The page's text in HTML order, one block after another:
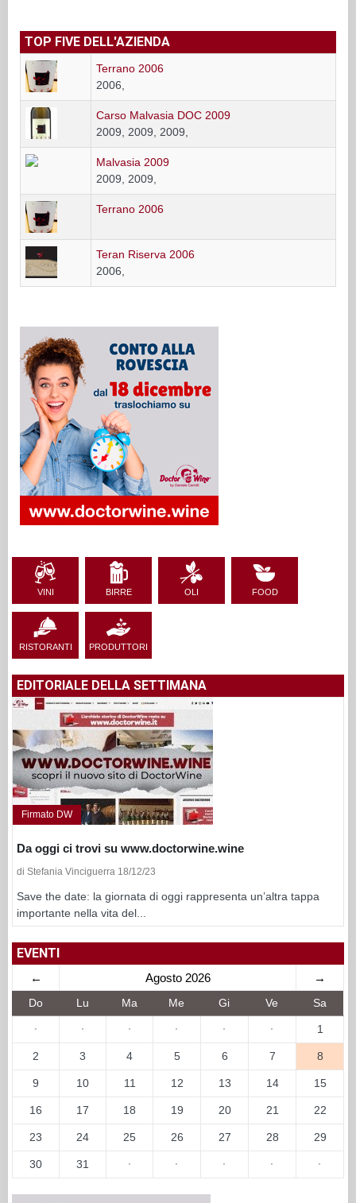
TOP FIVE DELL'AZIENDA
Terrano 2006
2006,
Carso Malvasia DOC 2009
2009, 2009, 2009,
Malvasia 2009
2009, 2009,
Terrano 2006
Teran Riserva 2006
2006,
VINI BIRRE OLI FOOD
RISTORANTI PRODUTTORI
EDITORIALE DELLA SETTIMANA
Firmato DW
Da oggi ci trovi su www.doctorwine.wine
di Stefania Vinciguerra 18/12/23
Save the date: la giornata di oggi rappresenta un’altra tappa
importante nella vita del...
EVENTI
← Agosto 2026 →
Do Lu Ma Me Gi Ve Sa
· · · · · · 1
2 3 4 5 6 7 8
9 10 11 12 13 14 15
16 17 18 19 20 21 22
23 24 25 26 27 28 29
30 31 · · · · ·